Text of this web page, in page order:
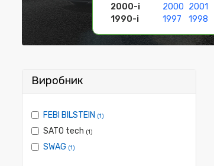
2000-і
2000 2001
1990-і
1997 1998
Виробник
FEBI BILSTEIN (1)
SATO tech (1)
SWAG (1)